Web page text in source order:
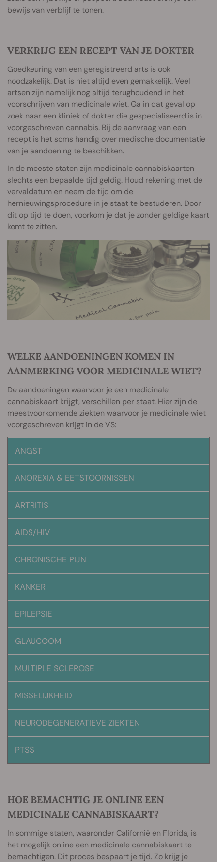
bewijs van verblijf te tonen.
VERKRIJG EEN RECEPT VAN JE DOKTER
Goedkeuring van een geregistreerd arts is ook
noodzakelijk. Dat is niet altijd even gemakkelijk. Veel
artsen zijn namelijk nog altijd terughoudend in het
voorschrijven van medicinale wiet. Ga in dat geval op
zoek naar een kliniek of dokter die gespecialiseerd is in
voorgeschreven cannabis. Bij de aanvraag van een
recept is het soms handig over medische documentatie
van je aandoening te beschikken.
In de meeste staten zijn medicinale cannabiskaarten
slechts een bepaalde tijd geldig. Houd rekening met de
vervaldatum en neem de tijd om de
hernieuwingsprocedure in je staat te bestuderen. Door
dit op tijd te doen, voorkom je dat je zonder geldige kaart
komt te zitten.
WELKE AANDOENINGEN KOMEN IN
AANMERKING VOOR MEDICINALE WIET?
De aandoeningen waarvoor je een medicinale
cannabiskaart krijgt, verschillen per staat. Hier zijn de
meestvoorkomende ziekten waarvoor je medicinale wiet
voorgeschreven krijgt in de VS:
ANGST
ANOREXIA & EETSTOORNISSEN
ARTRITIS
AIDS/HIV
CHRONISCHE PIJN
KANKER
EPILEPSIE
GLAUCOOM
MULTIPLE SCLEROSE
MISSELIJKHEID
NEURODEGENERATIEVE ZIEKTEN
PTSS
HOE BEMACHTIG JE ONLINE EEN
MEDICINALE CANNABISKAART?
In sommige staten, waaronder Californië en Florida, is
het mogelijk online een medicinale cannabiskaart te
bemachtigen. Dit proces bespaart je tijd. Zo krijg je